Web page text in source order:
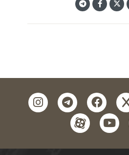
facebook
telegram
instagram
youtube
aparat